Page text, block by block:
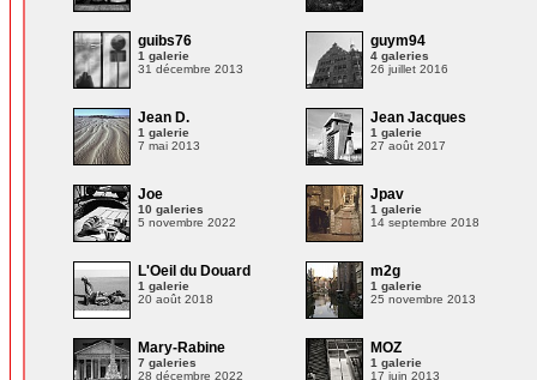
guibs76
1 galerie
31 décembre 2013
guym94
4 galeries
26 juillet 2016
Jean D.
1 galerie
7 mai 2013
Jean Jacques
1 galerie
27 août 2017
Joe
10 galeries
5 novembre 2022
Jpav
1 galerie
14 septembre 2018
L'Oeil du Douard
1 galerie
20 août 2018
m2g
1 galerie
25 novembre 2013
Mary-Rabine
7 galeries
28 décembre 2022
MOZ
1 galerie
17 juin 2013